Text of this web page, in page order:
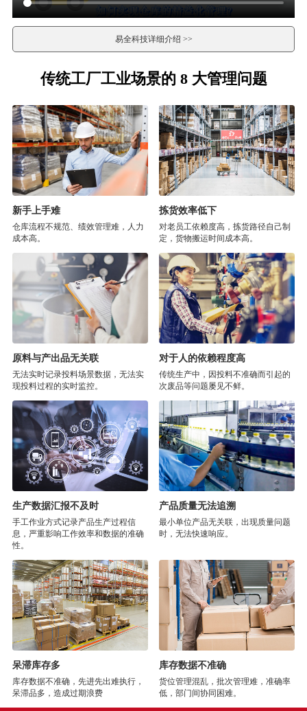
易全科技详细介绍 >>
传统工厂工业场景的 8 大管理问题
新手上手难
仓库流程不规范、绩效管理难，人力
成本高。
拣货效率低下
对老员工依赖度高，拣货路径自己制
定，货物搬运时间成本高。
原料与产出品无关联
无法实时记录投料场景数据，无法实
现投料过程的实时监控。
对于人的依赖程度高
传统生产中，因投料不准确而引起的
次废品等问题屡见不鲜。
生产数据汇报不及时
手工作业方式记录产品生产过程信
息，严重影响工作效率和数据的准确
性。
产品质量无法追溯
最小单位产品无关联，出现质量问题
时，无法快速响应。
呆滞库存多
库存数据不准确，先进先出难执行，
呆滞品多，造成过期浪费
库存数据不准确
货位管理混乱，批次管理难，准确率
低，部门间协同困难。